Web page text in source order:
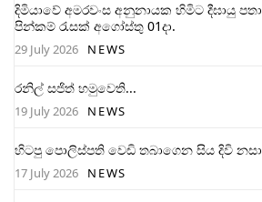
දිමියාවේ අමරවංස අනුනායක හිමිට දීඝායු
පින්කම් රැසක් අගෝස්තු 01දා.
29 July 2026 NEWS
රනිල් සජිත් හමුවෙති...
19 July 2026 NEWS
හිටපු පොලිස්පති වෙඩි තබාගෙන සිය දිවි
17 July 2026 NEWS